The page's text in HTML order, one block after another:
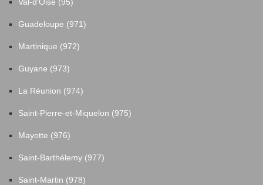
Guadeloupe (971)
Martinique (972)
Guyane (973)
La Réunion (974)
Saint-Pierre-et-Miquelon (975)
Mayotte (976)
Saint-Barthélemy (977)
Saint-Martin (978)